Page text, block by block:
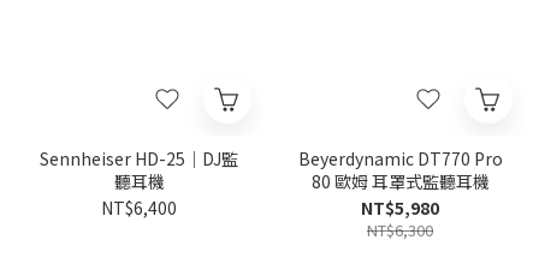
Sennheiser HD-25｜DJ監
聽耳機
NT$6,400
Beyerdynamic DT770 Pro
80 歐姆 耳罩式監聽耳機
NT$5,980
NT$6,300